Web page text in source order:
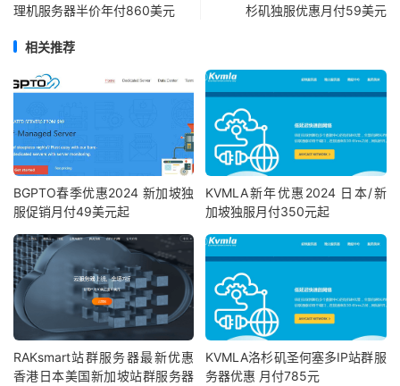
理机服务器半价年付860美元
杉矶独服优惠月付59美元
相关推荐
BGPTO春季优惠2024 新加坡独
服促销月付49美元起
KVMLA新年优惠2024 日本/新
加坡独服月付350元起
RAKsmart站群服务器最新优惠
香港日本美国新加坡站群服务器
KVMLA洛杉矶圣何塞多IP站群服
务器优惠 月付785元